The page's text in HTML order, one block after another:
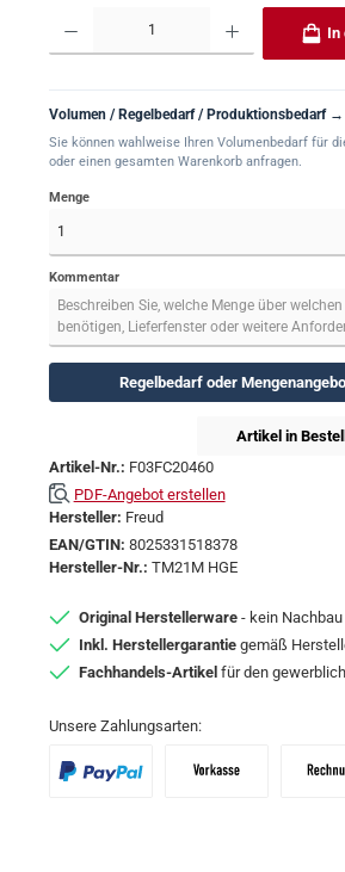
Produkt Anzahl: Gib den gewünschten Wert ein
In
Volumen / Regelbedarf / Produktionsbedarf
Sie können wahlweise Ihren Volumenbedarf für
oder einen gesamten Warenkorb anfragen.
Menge
Kommentar
Regelbedarf oder
Artikel in
Artikel-Nr.: F03FC20460
PDF-Angebot erstellen
Hersteller: Freud
EAN/GTIN: 8025331518378
Hersteller-Nr.: TM21M HGE
Original Herstellerware - kein
Inkl. Herstellergarantie gemäß
Fachhandels-Artikel für den
Unsere Zahlungsarten: